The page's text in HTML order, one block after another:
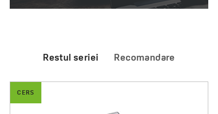
Restul seriei Recomandare
CERS